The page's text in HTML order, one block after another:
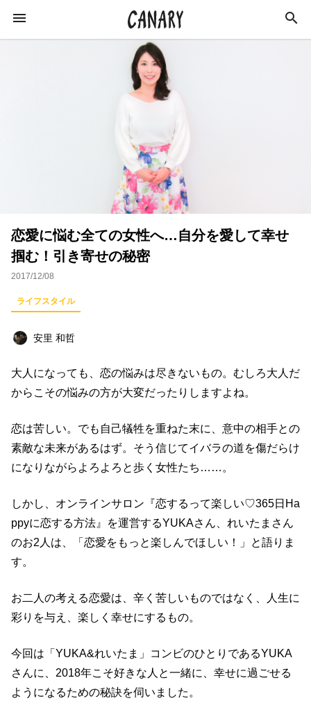
KEYWORD
キーワード
ライフスタイル
スキルアップ ダイエット
エンターテインメント インタビュー
ライフハック
オフ会レポート クリエイター グルメ
恋愛に悩む全ての女性へ…自分を愛して幸せ
掴む！引き寄せの秘密
2017/12/08
ライフスタイル
安里 和哲
大人になっても、恋の悩みは尽きないもの。むしろ大人だ
からこその悩みの方が大変だったりしますよね。
恋は苦しい。でも自己犠牲を重ねた末に、意中の相手との
素敵な未来があるはず。そう信じてイバラの道を傷だらけ
になりながらよろよろと歩く女性たち……。
しかし、オンラインサロン『恋するって楽しい♡365日Ha
ppyに恋する方法』を運営するYUKAさん、れいたまさん
のお2人は、「恋愛をもっと楽しんでほしい！」と語りま
す。
お二人の考える恋愛は、辛く苦しいものではなく、人生に
彩りを与え、楽しく幸せにするもの。
今回は「YUKA&れいたま」コンビのひとりであるYUKA
さんに、2018年こそ好きな人と一緒に、幸せに過ごせる
ようになるための秘訣を伺いました。